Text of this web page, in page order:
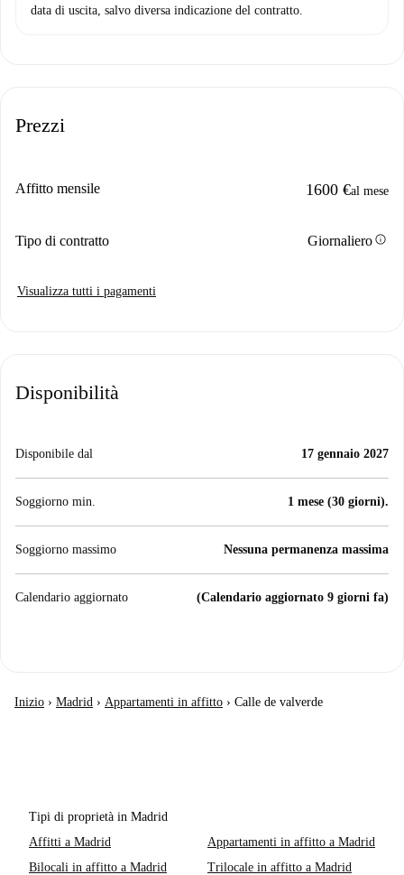
data di uscita, salvo diversa indicazione del contratto.
Prezzi
Affitto mensile 1600 €al mese
Tipo di contratto Giornalieroinfo
Visualizza tutti i pagamenti
Disponibilità
Disponibile dal 17 gennaio 2027
Soggiorno min. 1 mese (30 giorni).
Soggiorno massimo Nessuna permanenza massima
Calendario aggiornato (Calendario aggiornato 9 giorni fa)
Inizio › Madrid › Appartamenti in affitto › Calle de valverde
Tipi di proprietà in Madrid
Affitti a Madrid
Appartamenti in affitto a Madrid
Bilocali in affitto a Madrid
Trilocale in affitto a Madrid